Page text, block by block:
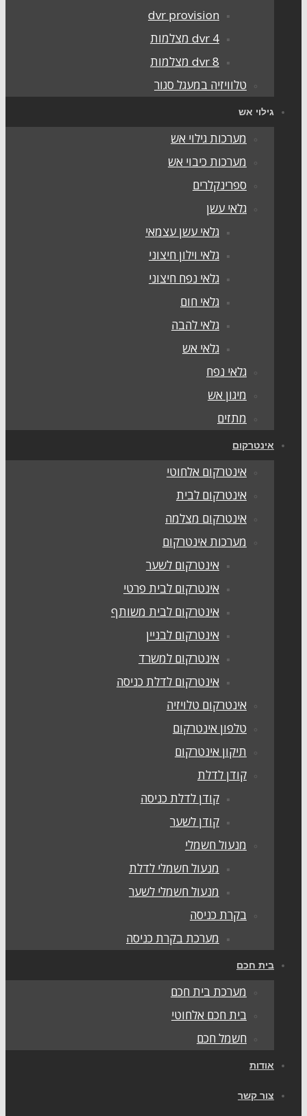
dvr provision
dvr 4 מצלמות
dvr 8 מצלמות
טלוויזיה במעגל סגור
גילוי אש
מערכות גילוי אש
מערכות כיבוי אש
ספרינקלרים
גלאי עשן
גלאי עשן עצמאי
גלאי וילון חיצוני
גלאי נפח חיצוני
גלאי חום
גלאי להבה
גלאי אש
גלאי נפח
מיגון אש
מתזים
אינטרקום
אינטרקום אלחוטי
אינטרקום לבית
אינטרקום מצלמה
מערכות אינטרקום
אינטרקום לשער
אינטרקום לבית פרטי
אינטרקום לבית משותף
אינטרקום לבניין
אינטרקום למשרד
אינטרקום לדלת כניסה
אינטרקום טלויזיה
טלפון אינטרקום
תיקון אינטרקום
קודן לדלת
קודן לדלת כניסה
קודן לשער
מנעול חשמלי
מנעול חשמלי לדלת
מנעול חשמלי לשער
בקרת כניסה
מערכת בקרת כניסה
בית חכם
מערכת בית חכם
בית חכם אלחוטי
חשמל חכם
אודות
צור קשר